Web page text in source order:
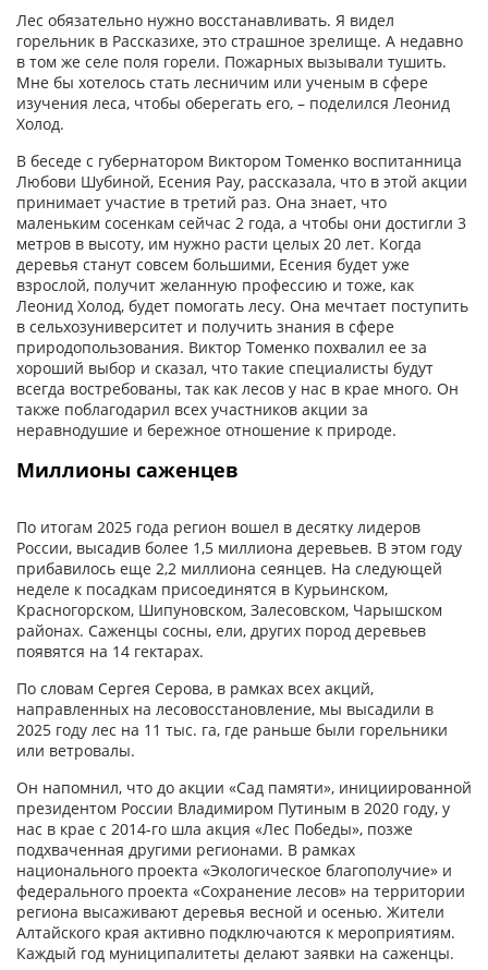
Лес обязательно нужно восстанавливать. Я видел
горельник в Рассказихе, это страшное зрелище. А недавно
в том же селе поля горели. Пожарных вызывали тушить.
Мне бы хотелось стать лесничим или ученым в сфере
изучения леса, чтобы оберегать его, – поделился Леонид
Холод.
В беседе с губернатором Виктором Томенко воспитанница
Любови Шубиной, Есения Рау, рассказала, что в этой акции
принимает участие в третий раз. Она знает, что
маленьким сосенкам сейчас 2 года, а чтобы они достигли 3
метров в высоту, им нужно расти целых 20 лет. Когда
деревья станут совсем большими, Есения будет уже
взрослой, получит желанную профессию и тоже, как
Леонид Холод, будет помогать лесу. Она мечтает поступить
в сельхозуниверситет и получить знания в сфере
природопользования. Виктор Томенко похвалил ее за
хороший выбор и сказал, что такие специалисты будут
всегда востребованы, так как лесов у нас в крае много. Он
также поблагодарил всех участников акции за
неравнодушие и бережное отношение к природе.
Миллионы саженцев
По итогам 2025 года регион вошел в десятку лидеров
России, высадив более 1,5 миллиона деревьев. В этом году
прибавилось еще 2,2 миллиона сеянцев. На следующей
неделе к посадкам присоединятся в Курьинском,
Красногорском, Шипуновском, Залесовском, Чарышском
районах. Саженцы сосны, ели, других пород деревьев
появятся на 14 гектарах.
По словам Сергея Серова, в рамках всех акций,
направленных на лесовосстановление, мы высадили в
2025 году лес на 11 тыс. га, где раньше были горельники
или ветровалы.
Он напомнил, что до акции «Сад памяти», инициированной
президентом России Владимиром Путиным в 2020 году, у
нас в крае с 2014-го шла акция «Лес Победы», позже
подхваченная другими регионами. В рамках
национального проекта «Экологическое благополучие» и
федерального проекта «Сохранение лесов» на территории
региона высаживают деревья весной и осенью. Жители
Алтайского края активно подключаются к мероприятиям.
Каждый год муниципалитеты делают заявки на саженцы.